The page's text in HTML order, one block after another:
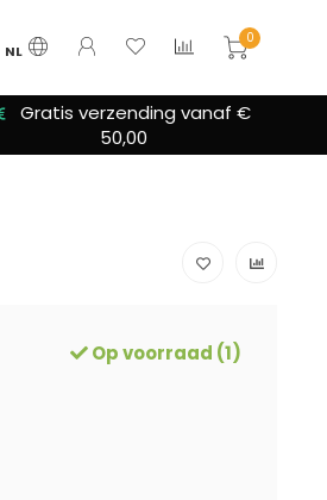
NL
0
Gratis verzending vanaf €
50,00
Op voorraad (1)